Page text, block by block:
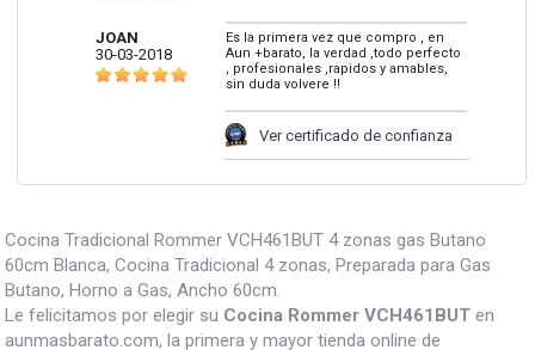
JOAN
30-03-2018
Es la primera vez que compro , en
Aun +barato, la verdad ,todo perfecto
, profesionales ,rapidos y amables,
sin duda volvere !!
Ver certificado de confianza
Cocina Tradicional Rommer VCH461BUT 4 zonas gas Butano
60cm Blanca, Cocina Tradicional 4 zonas, Preparada para Gas
Butano, Horno a Gas, Ancho 60cm.
Le felicitamos por elegir su Cocina Rommer VCH461BUT en
aunmasbarato.com, la primera y mayor tienda online de